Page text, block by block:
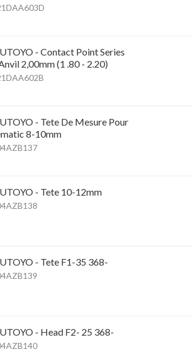
- Contact Point Series
2,00mm (1 .80 - 2.20)
- Tete De Mesure Pour
8-10mm
- Tete 10-12mm
- Tete F1-35 368-
- Head F2- 25 368-